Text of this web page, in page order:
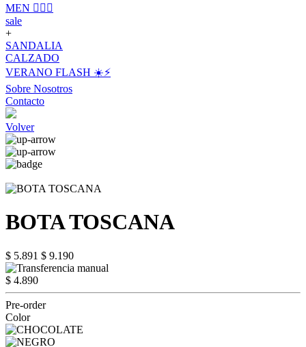
MEN 🙋🏽‍♂️
sale
+
SANDALIA
CALZADO
VERANO FLASH ☀️⚡️
Sobre Nosotros
Contacto
Volver
BOTA TOSCANA
$ 5.891 $ 9.190
$ 4.890
Pre-order
Color